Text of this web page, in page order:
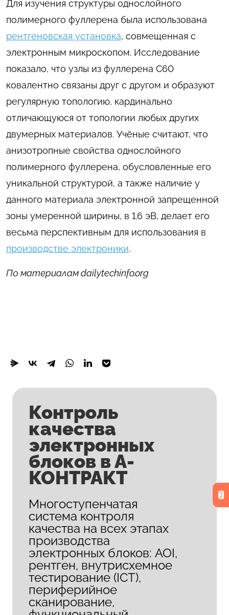
Для изучения структуры однослойного
полимерного фуллерена была использована
рентгеновская установка, совмещенная с
электронным микроскопом. Исследование
показало, что узлы из фуллерена C60
ковалентно связаны друг с другом и образуют
регулярную топологию, кардинально
отличающуюся от топологии любых других
двумерных материалов. Учёные считают, что
анизотропные свойства однослойного
полимерного фуллерена, обусловленные его
уникальной структурой, а также наличие у
данного материала электронной запрещенной
зоны умеренной ширины, в 1.6 эВ, делает его
весьма перспективным для использования в
производстве электроники.
По материалам dailytechinfo.org
Контроль
качества
электронных
блоков в А-
КОНТРАКТ
Многоступенчатая
система контроля
качества на всех этапах
производства
электронных блоков: AOI,
рентген, внутрисхемное
тестирование (ICT),
периферийное
сканирование,